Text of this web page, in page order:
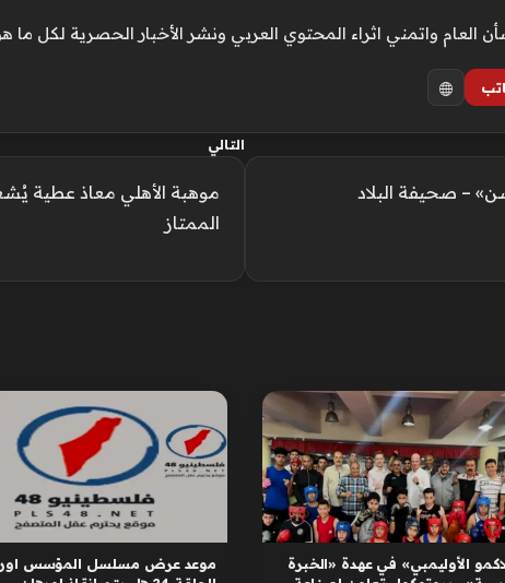
واتمني اثراء المحتوي العربي ونشر الأخبار الحصرية لكل ما
– صحيفة البلاد
التالي
موهبة الأهلي معاذ عطية
الممتاز
الأوليمبي» في عهدة «الخبرة
موعد عرض مسلسل المؤسس